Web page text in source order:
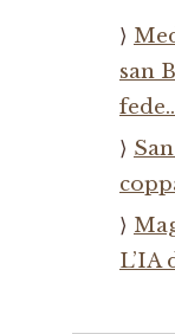
san
L’IA